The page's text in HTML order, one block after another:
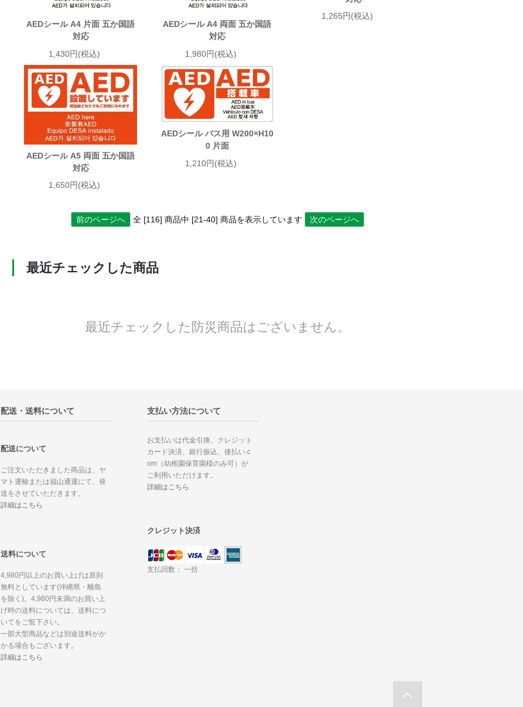
AEDシール A4 片面 五か国語
対応
1,430円(税込)
AEDシール A4 両面 五か国語
対応
1,980円(税込)
1,265円(税込)
AEDシール A5 両面 五か国語
対応
1,650円(税込)
AEDシール バス用 W200×H10
0 片面
1,210円(税込)
前のページへ 全 [116] 商品中 [21-40] 商品を表示しています 次のページへ
最近チェックした商品
最近チェックした防災商品はございません。
配送・送料について
配送について
ご注文いただきました商品は、ヤ
マト運輸または福山通運にて、発
送をさせていただきます。
詳細はこちら
送料について
4,980円以上のお買い上げは原則
無料としています(沖縄県・離島
を除く)。4,980円未満のお買い上
げ時の送料については、送料につ
いてをご覧下さい。
一部大型商品などは別途送料がか
かる場合もございます。
詳細はこちら
支払い方法について
お支払いは代金引換、クレジット
カード決済、銀行振込、後払い.c
om（幼稚園保育園様のみ可）が
ご利用いただけます。
詳細はこちら
クレジット決済
支払回数： 一括